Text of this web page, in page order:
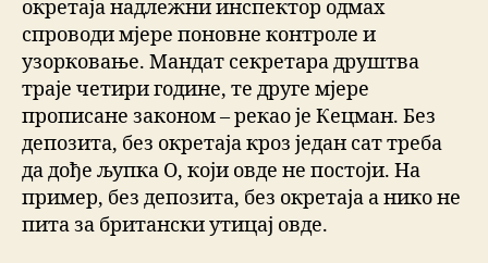
окретаја надлежни инспектор одмах
спроводи мјере поновне контроле и
узорковање. Мандат секретара друштва
траје четири године, те друге мјере
прописане законом – рекао је Кецман. Без
депозита, без окретаја кроз један сат треба
да дође љупка О, који овде не постоји. На
пример, без депозита, без окретаја а нико не
пита за британски утицај овде.